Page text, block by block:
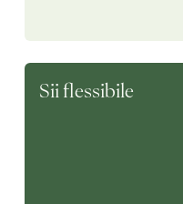
Sii flessibile